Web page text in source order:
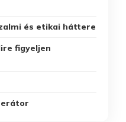
és etikai háttere
figyeljen